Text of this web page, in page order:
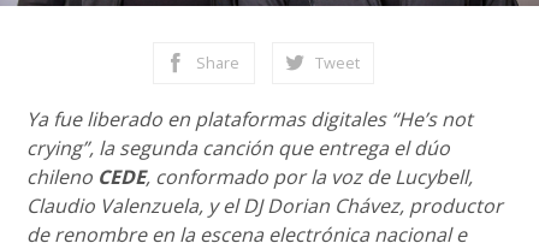
Share Tweet
Ya fue liberado en plataformas digitales “He’s not
crying”, la segunda canción que entrega el dúo
chileno CEDE, conformado por la voz de Lucybell,
Claudio Valenzuela, y el DJ Dorian Chávez, productor
de renombre en la escena electrónica nacional e